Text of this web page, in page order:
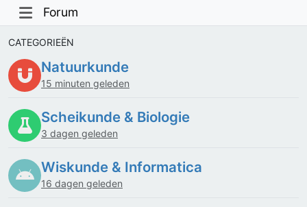
Forum
CATEGORIEËN
Natuurkunde
15 minuten geleden
Scheikunde & Biologie
3 dagen geleden
Wiskunde & Informatica
16 dagen geleden